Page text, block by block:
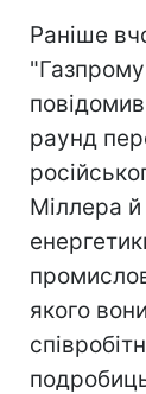
Раніше
раунд
Міллера й
якого